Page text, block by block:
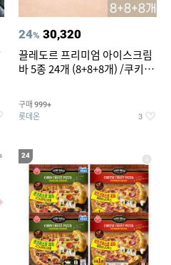
24% 30,320
끌레도르 프리미엄 아이스크림
바 5종 24개 (8+8+8개) /쿠키앤
구매 999+
롯데온 3
24